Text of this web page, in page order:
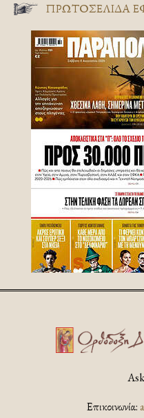
ΠΡΩΤΟΣΈΛΙΔΑ
Επικοινωνία: